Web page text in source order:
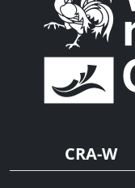
CRA-W